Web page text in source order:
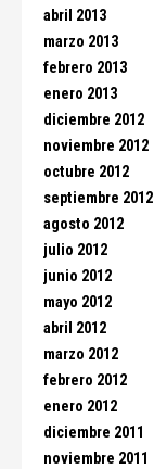
abril 2013
marzo 2013
febrero 2013
enero 2013
diciembre 2012
noviembre 2012
octubre 2012
septiembre 2012
agosto 2012
julio 2012
junio 2012
mayo 2012
abril 2012
marzo 2012
febrero 2012
enero 2012
diciembre 2011
noviembre 2011